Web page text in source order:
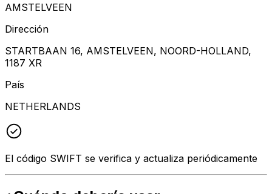
AMSTELVEEN
Dirección
STARTBAAN 16, AMSTELVEEN, NOORD-HOLLAND,
1187 XR
País
NETHERLANDS
El código SWIFT se verifica y actualiza periódicamente